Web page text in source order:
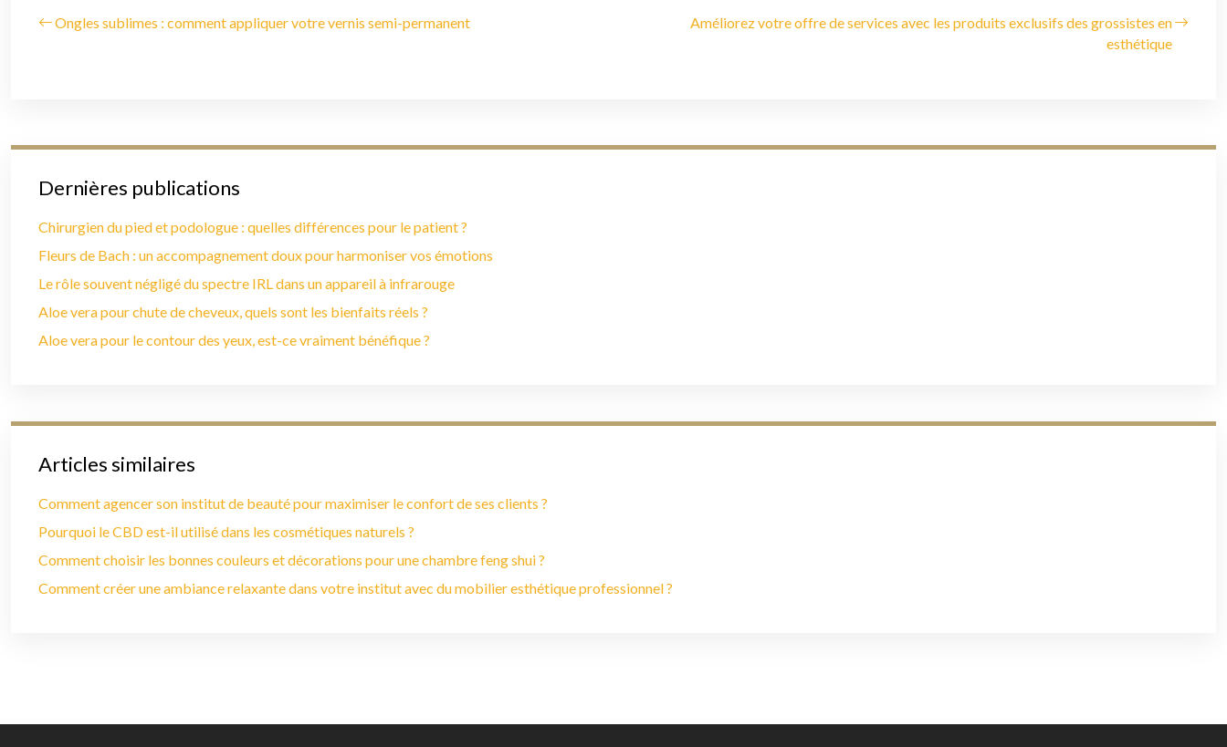
Ongles sublimes : comment appliquer votre vernis semi-permanent
Améliorez votre offre de services avec les produits exclusifs des grossistes en
esthétique
Dernières publications
Chirurgien du pied et podologue : quelles différences pour le patient ?
Fleurs de Bach : un accompagnement doux pour harmoniser vos émotions
Le rôle souvent négligé du spectre IRL dans un appareil à infrarouge
Aloe vera pour chute de cheveux, quels sont les bienfaits réels ?
Aloe vera pour le contour des yeux, est-ce vraiment bénéfique ?
Articles similaires
Comment agencer son institut de beauté pour maximiser le confort de ses clients ?
Pourquoi le CBD est-il utilisé dans les cosmétiques naturels ?
Comment choisir les bonnes couleurs et décorations pour une chambre feng shui ?
Comment créer une ambiance relaxante dans votre institut avec du mobilier esthétique professionnel ?